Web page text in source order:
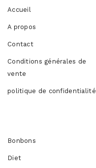
Accueil
A propos
Contact
Conditions générales de
vente
politique de confidentialité
Bonbons
Diet